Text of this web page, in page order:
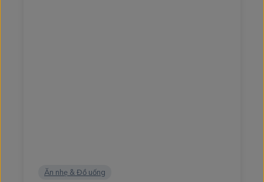
Ăn nhẹ & Đồ uống